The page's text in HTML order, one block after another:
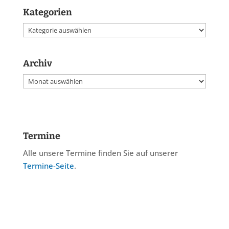
Kategorien
Kategorien
Archiv
Archiv
Termine
Alle unsere Termine finden Sie auf unserer
Termine-Seite.